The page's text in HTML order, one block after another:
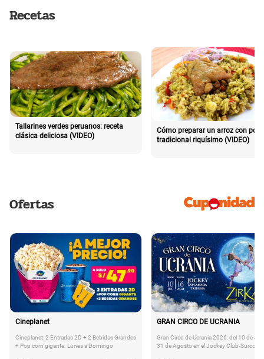
Recetas
Tallarines verdes peruanos: receta
clásica deliciosa (VIDEO)
Cómo preparar un arroz con pollo
tradicional riquísimo (VIDEO)
Ofertas
Cineplanet
Cineplanet: 2 Entradas 2D + 2 Bebidas Grandes
+ Pop corn gigante. Lunes a Domingo
GRAN CIRCO DE UCRANIA
Gran Circo de Ucrania 2026: del 10 de
31 de Agosto en el Jockey Club-Surco